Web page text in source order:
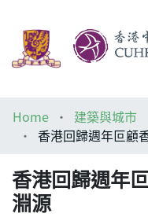
Help
Home
建築與城市
香港回歸週年叵顧
香港回歸週年
淵源